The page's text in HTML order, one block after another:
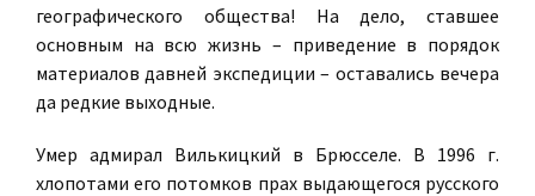
географического общества! На дело, ставшее
основным на всю жизнь – приведение в порядок
материалов давней экспедиции – оставались вечера
да редкие выходные.
Умер адмирал Вилькицкий в Брюсселе. В 1996 г.
хлопотами его потомков прах выдающегося русского